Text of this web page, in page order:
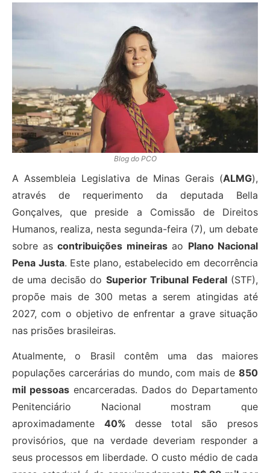
Blog do PCO
A Assembleia Legislativa de Minas Gerais (ALMG),
através de requerimento da deputada Bella
Gonçalves, que preside a Comissão de Direitos
Humanos, realiza, nesta segunda-feira (7), um debate
sobre as contribuições mineirasao Plano Nacional
Pena Justa. Este plano, estabelecido em decorrência
de uma decisão do Superior Tribunal Federal(STF),
propõe mais de 300 metas a serem atingidas até
2027, com o objetivo de enfrentar a grave situação
nas prisões brasileiras.
Atualmente, o Brasil contêm uma das maiores
populações carcerárias do mundo, com mais de 850
mil pessoas encarceradas. Dados do Departamento
Penitenciário Nacional mostram que
aproximadamente 40% desse total são presos
provisórios, que na verdade deveriam responder a
seus processos em liberdade. O custo médio de cada